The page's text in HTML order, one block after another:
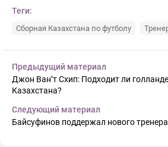
Теги:
Сборная Казахстана по футболу
Предыдущий материал
Джон Ван’т Схип: Подходит ли
Казахстана?
Следующий материал
Байсуфинов поддержал нового